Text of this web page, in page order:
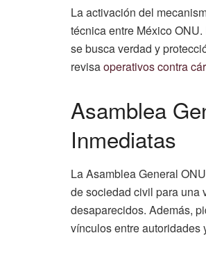
La activación del
técnica entre México
se busca verdad y
revisaoperativos contra
Asamblea
Inmediatas
La Asamblea General
de sociedad civil para una
desaparecidos. Además,
vínculos entre autoridades